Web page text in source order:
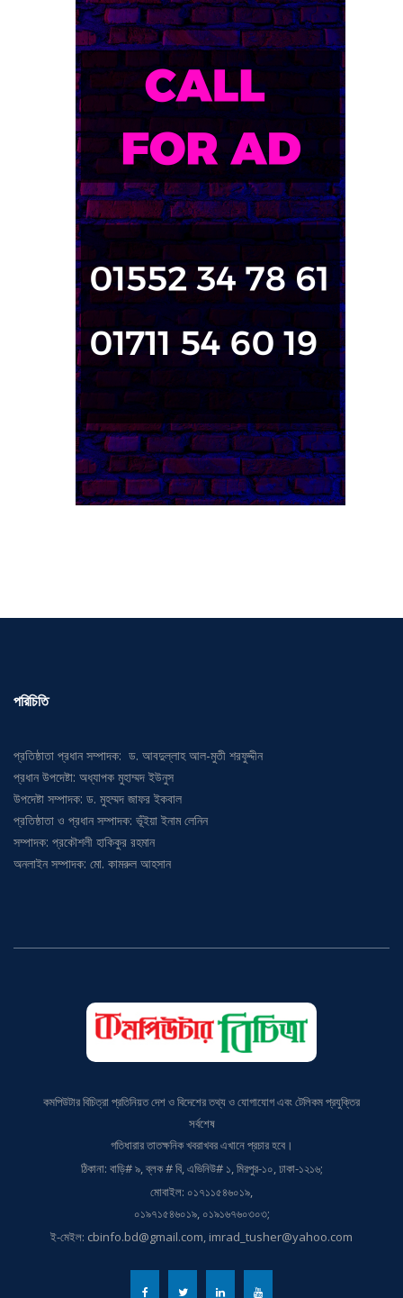
পরিচিতি
প্রতিষ্ঠাতা প্রধান সম্পাদক: ড. আবদুল্লাহ আল-মুতী শরফুদ্দীন
প্রধান উপদেষ্টা: অধ্যাপক মুহাম্মদ ইউনুস
উপদেষ্টা সম্পাদক: ড. মুহম্মদ জাফর ইকবাল
প্রতিষ্ঠাতা ও প্রধান সম্পাদক: ভূঁইয়া ইনাম লেনিন
সম্পাদক: প্রকৌশলী হাকিকুর রহমান
অনলাইন সম্পাদক: মো. কামরুল আহসান
কমপিউটার বিচিত্রা প্রতিনিয়ত দেশ ও বিদেশের তথ্য ও যোগাযোগ এবং টেলিকম প্রযুক্তির
সর্বশেষ
গতিধারার তাতক্ষনিক খবরাখবর এখানে প্রচার হবে।
ঠিকানা: বাড়ি# ৯, ব্লক # বি, এভিনিউ# ১, মিরপুর-১০, ঢাকা-১২১৬;
মোবাইল: ০১৭১১৫৪৬০১৯,
০১৯৭১৫৪৬০১৯, ০১৯১৬৭৬০৩০৩;
ই-মেইল: cbinfo.bd@gmail.com, imrad_tusher@yahoo.com